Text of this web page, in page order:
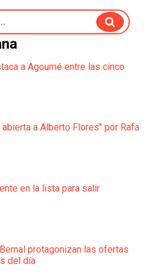
a Agoumé entre las cinco
abierta a Alberto Flores" por Rafa
en la lista para salir
protagonizan las ofertas
del día